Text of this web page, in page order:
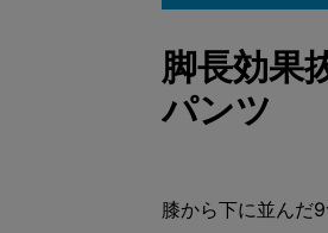
脚長効果
パンツ
膝から下に並んだ